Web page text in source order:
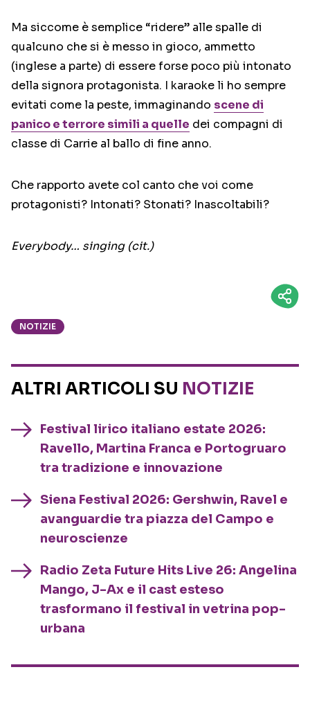
Ma siccome è semplice “ridere” alle spalle di
qualcuno che si è messo in gioco, ammetto
(inglese a parte) di essere forse poco più intonato
della signora protagonista. I karaoke li ho sempre
evitati come la peste, immaginando scene di
panico e terrore simili a quelle dei compagni di
classe di Carrie al ballo di fine anno.
Che rapporto avete col canto che voi come
protagonisti? Intonati? Stonati? Inascoltabili?
Everybody… singing (cit.)
NOTIZIE
ALTRI ARTICOLI SU NOTIZIE
Festival lirico italiano estate 2026:
Ravello, Martina Franca e Portogruaro
tra tradizione e innovazione
Siena Festival 2026: Gershwin, Ravel e
avanguardie tra piazza del Campo e
neuroscienze
Radio Zeta Future Hits Live 26: Angelina
Mango, J-Ax e il cast esteso
trasformano il festival in vetrina pop-
urbana